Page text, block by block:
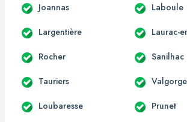
Joannas Laboule
Largentière Laurac-
Rocher Sanilhac
Tauriers Valgorge
Loubaresse Prunet